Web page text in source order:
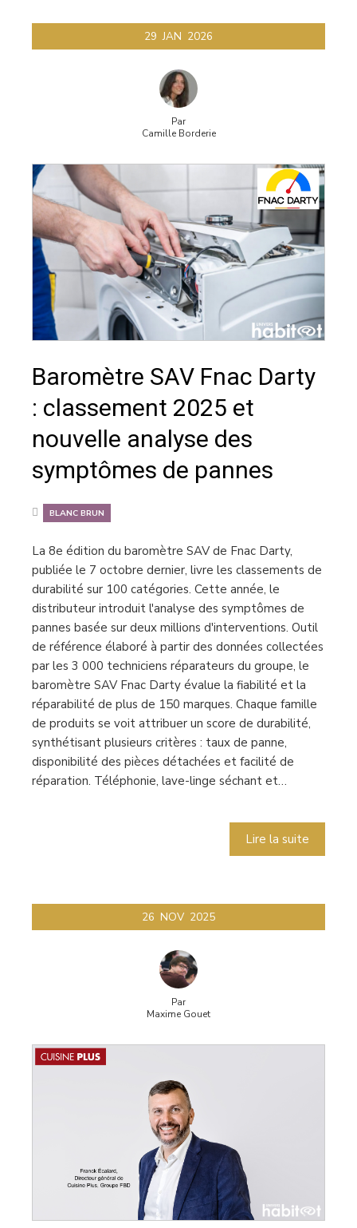
29 JAN 2026
Par
Camille Borderie
Baromètre SAV Fnac Darty
: classement 2025 et
nouvelle analyse des
symptômes de pannes
BLANC BRUN
La 8e édition du baromètre SAV de Fnac Darty,
publiée le 7 octobre dernier, livre les classements de
durabilité sur 100 catégories. Cette année, le
distributeur introduit l'analyse des symptômes de
pannes basée sur deux millions d'interventions. Outil
de référence élaboré à partir des données collectées
par les 3 000 techniciens réparateurs du groupe, le
baromètre SAV Fnac Darty évalue la fiabilité et la
réparabilité de plus de 150 marques. Chaque famille
de produits se voit attribuer un score de durabilité,
synthétisant plusieurs critères : taux de panne,
disponibilité des pièces détachées et facilité de
réparation. Téléphonie, lave-linge séchant et…
Lire la suite
26 NOV 2025
Par
Maxime Gouet